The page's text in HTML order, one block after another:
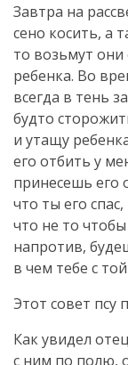
Завтра на
сено косить, а
то возьмут они
ребенка. Во
всегда в тень
будто
и утащу
его отбить у
принесешь его
что ты его
что не то
напротив,
в чем тебе с
Этот совет псу
Как увидел
с ним по полю,